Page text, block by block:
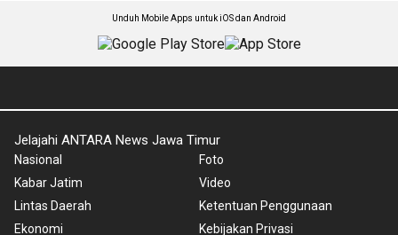
Unduh Mobile Apps untuk iOS dan Android
Jelajahi ANTARA News Jawa Timur
Nasional
Kabar Jatim
Lintas Daerah
Ekonomi
Foto
Video
Ketentuan Penggunaan
Kebijakan Privasi